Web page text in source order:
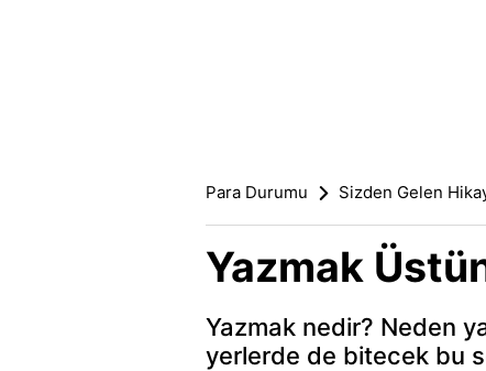
Para Durumu Sizden Gelen
Yazmak
Yazmak nedir? Neden
yerlerde de bitecek bu